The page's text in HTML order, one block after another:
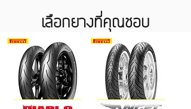
เลือกยางที่คุณชอบ